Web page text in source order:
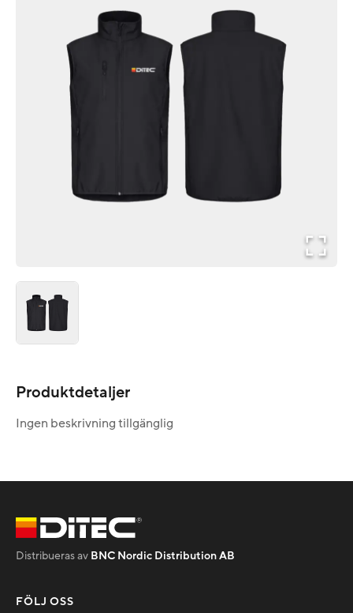
Produktdetaljer
Ingen beskrivning tillgänglig
Distribueras av BNC Nordic Distribution AB
FÖLJ OSS